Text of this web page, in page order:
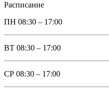
Расписание
ПН 08:30 – 17:00
ВТ 08:30 – 17:00
СР 08:30 – 17:00